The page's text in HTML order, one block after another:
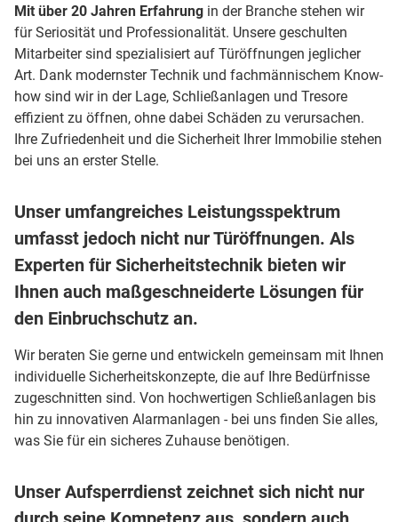
Mit über 20 Jahren Erfahrung in der Branche stehen wir
für Seriosität und Professionalität. Unsere geschulten
Mitarbeiter sind spezialisiert auf Türöffnungen jeglicher
Art. Dank modernster Technik und fachmännischem Know-
how sind wir in der Lage, Schließanlagen und Tresore
effizient zu öffnen, ohne dabei Schäden zu verursachen.
Ihre Zufriedenheit und die Sicherheit Ihrer Immobilie stehen
bei uns an erster Stelle.
Unser umfangreiches Leistungsspektrum
umfasst jedoch nicht nur Türöffnungen. Als
Experten für Sicherheitstechnik bieten wir
Ihnen auch maßgeschneiderte Lösungen für
den Einbruchschutz an.
Wir beraten Sie gerne und entwickeln gemeinsam mit Ihnen
individuelle Sicherheitskonzepte, die auf Ihre Bedürfnisse
zugeschnitten sind. Von hochwertigen Schließanlagen bis
hin zu innovativen Alarmanlagen - bei uns finden Sie alles,
was Sie für ein sicheres Zuhause benötigen.
Unser Aufsperrdienst zeichnet sich nicht nur